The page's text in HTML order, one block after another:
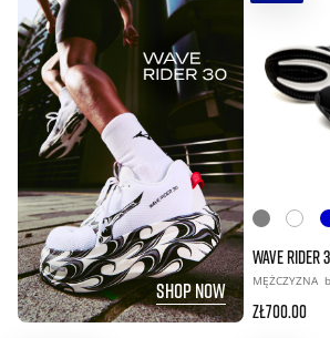
SHOP NOW
WAVE RIDER
MĘŻCZYZNA
zł700.00